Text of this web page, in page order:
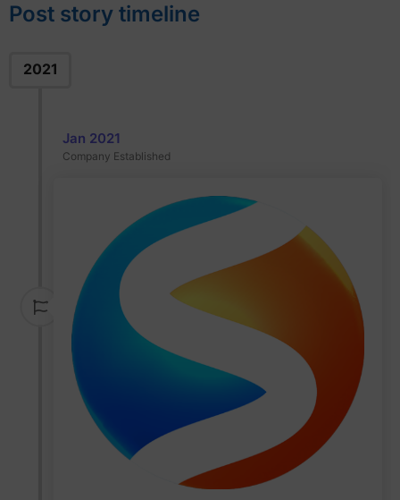
Post story timeline
2021
Jan 2021
Company Established